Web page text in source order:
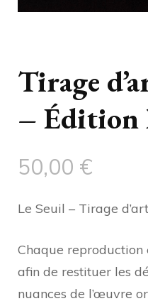
Tirage
– Édition
50,00 €
Le Seuil – Tirage
Chaque
afin de restituer les
nuances de l’œuvre